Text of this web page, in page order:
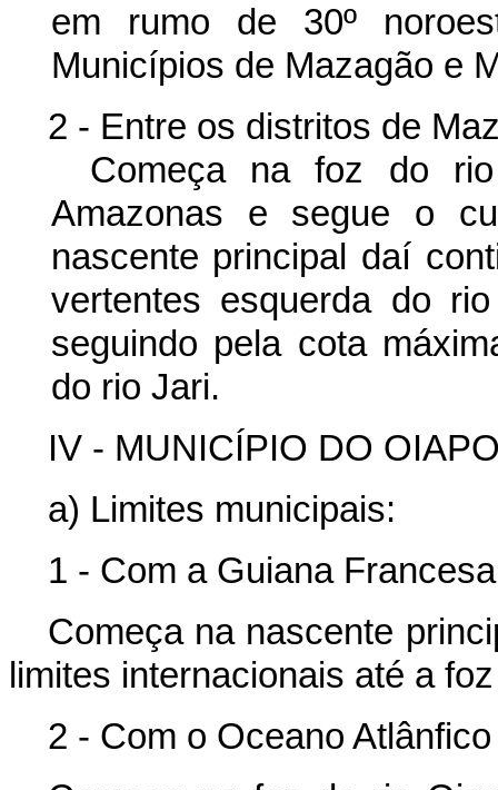
em rumo de 30º
Municípios de Mazagão e
2 - Entre os distritos de
Começa na foz do
Amazonas e segue o
nascente principal daí
vertentes esquerda do
seguindo pela cota
do rio Jari.
IV - MUNICÍPIO DO
a) Limites municipais:
1 - Com a Guiana Francesa
Começa na nascente
limites internacionais até a
2 - Com o Oceano Atlânfico